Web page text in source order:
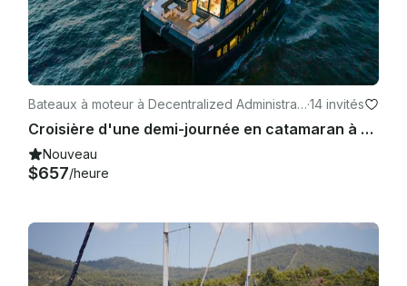
Bateaux à moteur à Decentralized Administrati
on of Thessaly and Central Greece
·14 invités
Croisière d'une demi-journée en catamaran à moteur Nauticks N62 dans les baies de Porto Carras, Grèce
Nouveau
$657/heure